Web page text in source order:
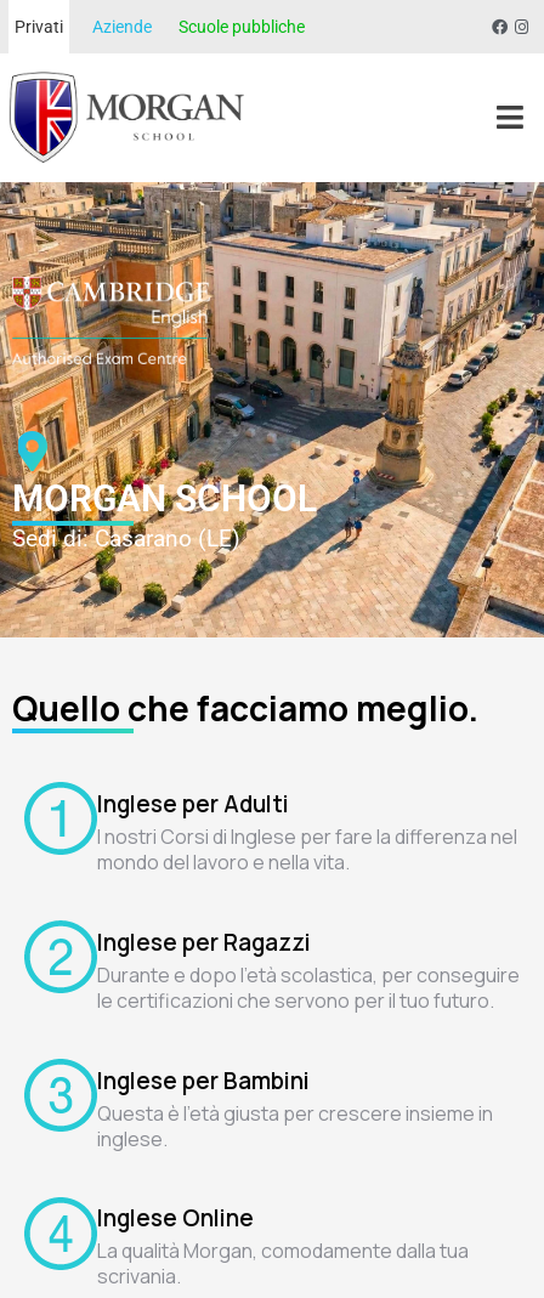
Privati Aziende Scuole pubbliche
MORGAN SCHOOL
Sedi di: Casarano (LE)
Quello che facciamo meglio.
Inglese per Adulti
I nostri Corsi di Inglese per fare la differenza nel
mondo del lavoro e nella vita.
Inglese per Ragazzi
Durante e dopo l'età scolastica, per conseguire
le certificazioni che servono per il tuo futuro.
Inglese per Bambini
Questa è l'età giusta per crescere insieme in
inglese.
Inglese Online
La qualità Morgan, comodamente dalla tua
scrivania.